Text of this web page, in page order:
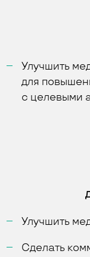
Улучшить
для
с целевыми
Улучшить
Сделать